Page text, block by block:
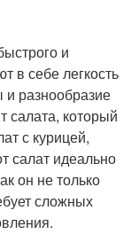
и
в себе легкость
и разнообразие
салата, который
с курицей,
салат идеально
он не только
сложных